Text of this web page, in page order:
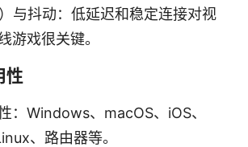
与抖动：低延迟和稳定连接对视
游戏很关键。
性
：Windows、macOS、iOS、
、路由器等。